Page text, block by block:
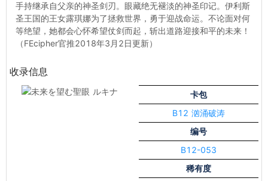
手持继承自父亲的神圣剑刃。眼藏绝无褪淡的神圣印记。伊利斯
圣王国的王女露琪娜为了拯救世界，勇于迎战命运。不论面对何
等绝望，她都会心怀希望仗剑而起，斩出道路迎接和平的未来！
（FEcipher官推2018年3月2日更新）
收录信息
卡包
B12 汹涌破涛
编号
B12-053
稀有度